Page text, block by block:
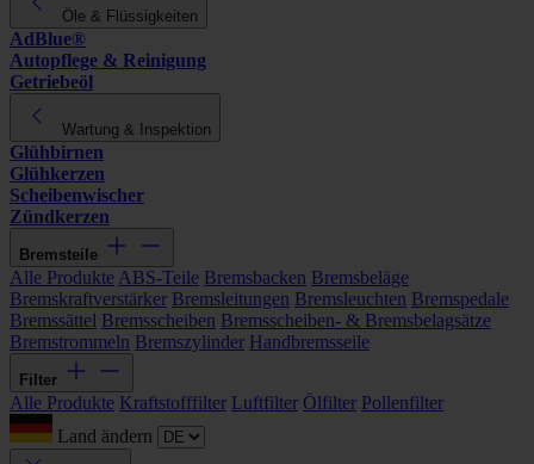
Öle & Flüssigkeiten
AdBlue®
Autopflege & Reinigung
Getriebeöl
Wartung & Inspektion
Glühbirnen
Glühkerzen
Scheibenwischer
Zündkerzen
Bremsteile
Alle Produkte ABS-Teile Bremsbacken Bremsbeläge
Bremskraftverstärker Bremsleitungen Bremsleuchten Bremspedale
Bremssättel Bremsscheiben Bremsscheiben- & Bremsbelagsätze
Bremstrommeln Bremszylinder Handbremsseile
Filter
Alle Produkte Kraftstofffilter Luftfilter Ölfilter Pollenfilter
Land ändern